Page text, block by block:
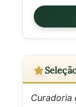
Curadoria